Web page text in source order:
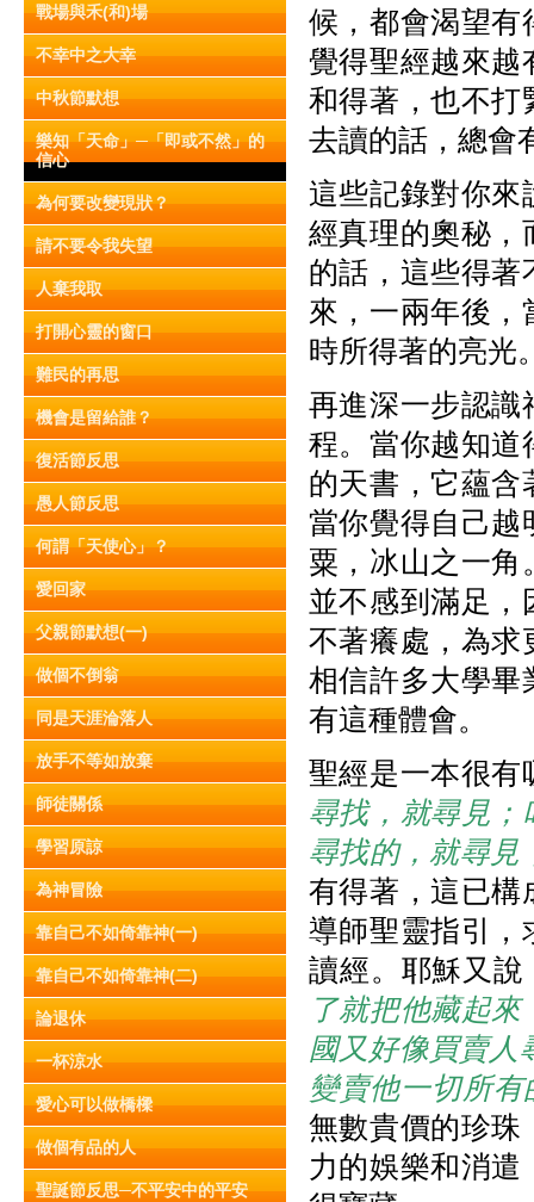
戰場與禾(和)場
不幸中之大幸
中秋節默想
樂知「天命」─「即或不然」的
信心
為何要改變現狀？
請不要令我失望
人棄我取
打開心靈的窗口
難民的再思
機會是留給誰？
復活節反思
愚人節反思
何謂「天使心」？
愛回家
父親節默想(一)
做個不倒翁
同是天涯淪落人
放手不等如放棄
師徒關係
學習原諒
為神冒險
靠自己不如倚靠神(一)
靠自己不如倚靠神(二)
論退休
一杯涼水
愛心可以做橋樑
做個有品的人
聖誕節反思─不平安中的平安
候，都會渴望有
覺得聖經越來越
和得著，也不打
去讀的話，總會
這些記錄對你來
經真理的奧秘，
的話，這些得著
來，一兩年後，
時所得著的亮光
再進深一步認識
程。當你越知道
的天書，它蘊含
當你覺得自己越
粟，冰山之一角
並不感到滿足，
不著癢處，為求
相信許多大學畢
有這種體會。
聖經是一本很有
尋找，就尋見；
尋找的，就尋見
有得著，這已構
導師聖靈指引，
讀經。耶穌又說
了就把他藏起
國又好像買賣人
變賣他一切所
無數貴價的珍珠
力的娛樂和消